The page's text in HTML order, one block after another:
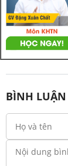
BÌNH LUẬN